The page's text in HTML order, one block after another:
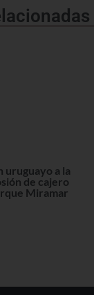
uruguayo a la
de cajero
Miramar